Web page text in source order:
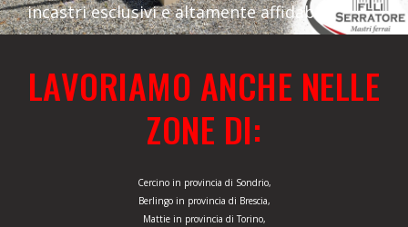
incastri esclusivi e altamente affidabili.
LAVORIAMO ANCHE NELLE
ZONE DI:
Cercino in provincia di Sondrio,
Berlingo in provincia di Brescia,
Mattie in provincia di Torino,